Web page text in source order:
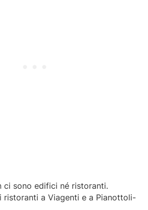
ci sono edifici né ristoranti.
ristoranti a Viagenti e a Pianottoli-